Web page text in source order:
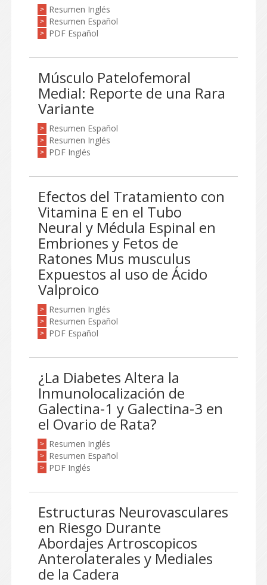
> Resumen Inglés
> Resumen Español
> PDF Español
Músculo Patelofemoral
Medial: Reporte de una Rara
Variante
> Resumen Español
> Resumen Inglés
> PDF Inglés
Efectos del Tratamiento con
Vitamina E en el Tubo
Neural y Médula Espinal en
Embriones y Fetos de
Ratones Mus musculus
Expuestos al uso de Ácido
Valproico
> Resumen Inglés
> Resumen Español
> PDF Español
¿La Diabetes Altera la
Inmunolocalización de
Galectina-1 y Galectina-3 en
el Ovario de Rata?
> Resumen Inglés
> Resumen Español
> PDF Inglés
Estructuras Neurovasculares
en Riesgo Durante
Abordajes Artroscopicos
Anterolaterales y Mediales
de la Cadera